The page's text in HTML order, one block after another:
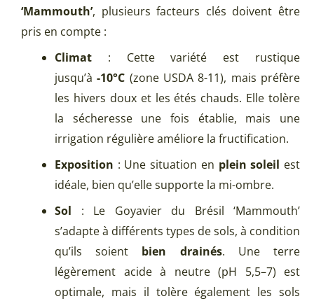
‘Mammouth’, plusieurs facteurs clés doivent être
pris en compte :
Climat : Cette variété est rustique
jusqu’à-10°C (zone USDA 8-11), mais préfère
les hivers doux et les étés chauds. Elle tolère
la sécheresse une fois établie, mais une
irrigation régulière améliore la fructification.
Exposition : Une situation en plein soleil est
idéale, bien qu’elle supporte la mi-ombre.
Sol : Le Goyavier du Brésil ‘Mammouth’
s’adapte à différents types de sols, à condition
qu’ils soient bien drainés. Une terre
légèrement acide à neutre (pH 5,5–7) est
optimale, mais il tolère également les sols